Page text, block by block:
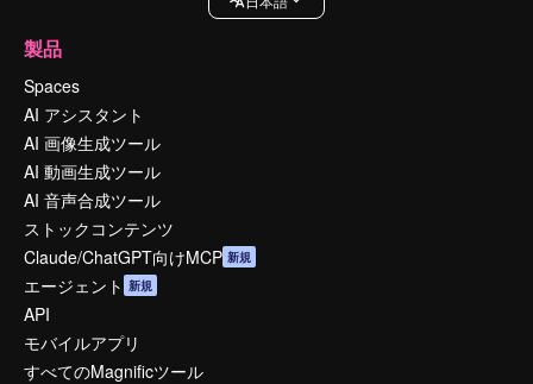
製品
Spaces
AI アシスタント
AI 画像生成ツール
AI 動画生成ツール
AI 音声合成ツール
ストックコンテンツ
Claude/ChatGPT向けMCP 新規
エージェント 新規
API
モバイルアプリ
すべてのMagnificツール